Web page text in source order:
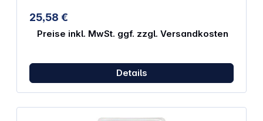
25,58 €
Preise inkl. MwSt. ggf. zzgl. Versandkosten
Details